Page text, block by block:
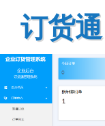
订货通